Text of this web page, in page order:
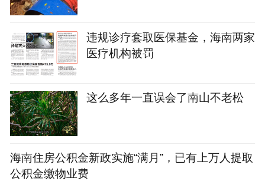
违规诊疗套取医保基金，海南两家
医疗机构被罚
这么多年一直误会了南山不老松
海南住房公积金新政实施“满月”，已有上万人提取
公积金缴物业费